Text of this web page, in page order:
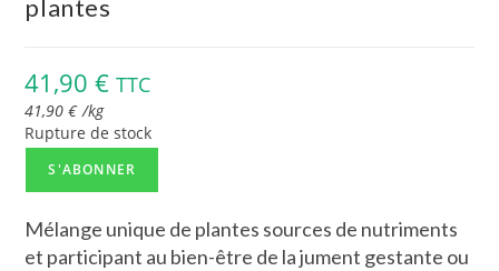
plantes
41,90€ TTC
41,90€ /kg
Rupture de stock
S'ABONNER
Mélange unique de plantes sources de nutriments
et participant au bien-être de la jument gestante ou